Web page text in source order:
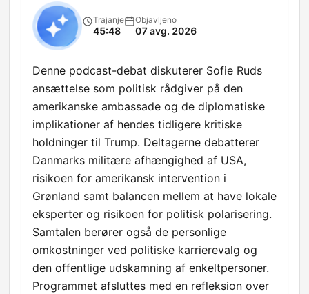
Trajanje
45:48
Objavljeno
07 avg. 2026
Denne podcast-debat diskuterer Sofie Ruds
ansættelse som politisk rådgiver på den
amerikanske ambassade og de diplomatiske
implikationer af hendes tidligere kritiske
holdninger til Trump. Deltagerne debatterer
Danmarks militære afhængighed af USA,
risikoen for amerikansk intervention i
Grønland samt balancen mellem at have lokale
eksperter og risikoen for politisk polarisering.
Samtalen berører også de personlige
omkostninger ved politiske karrierevalg og
den offentlige udskamning af enkeltpersoner.
Programmet afsluttes med en refleksion over